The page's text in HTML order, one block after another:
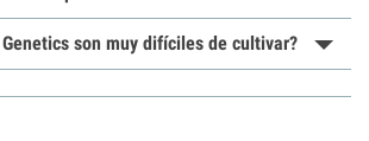
son muy difíciles de cultivar?